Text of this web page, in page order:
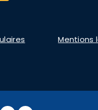
Mentions